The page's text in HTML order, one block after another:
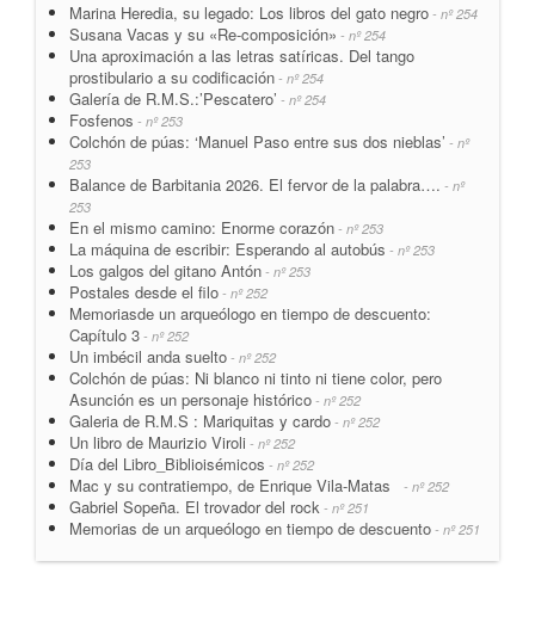
Marina Heredia, su legado: Los libros del gato negro - nº 254
Susana Vacas y su «Re-composición» - nº 254
Una aproximación a las letras satíricas. Del tango
prostibulario a su codificación - nº 254
Galería de R.M.S.:’Pescatero’ - nº 254
Fosfenos - nº 253
Colchón de púas: ‘Manuel Paso entre sus dos nieblas’ - nº
253
Balance de Barbitania 2026. El fervor de la palabra…. - nº
253
En el mismo camino: Enorme corazón - nº 253
La máquina de escribir: Esperando al autobús - nº 253
Los galgos del gitano Antón - nº 253
Postales desde el filo - nº 252
Memoriasde un arqueólogo en tiempo de descuento:
Capítulo 3 - nº 252
Un imbécil anda suelto - nº 252
Colchón de púas: Ni blanco ni tinto ni tiene color, pero
Asunción es un personaje histórico - nº 252
Galeria de R.M.S : Mariquitas y cardo - nº 252
Un libro de Maurizio Viroli - nº 252
Día del Libro_Biblioisémicos - nº 252
Mac y su contratiempo, de Enrique Vila-Matas - nº 252
Gabriel Sopeña. El trovador del rock - nº 251
Memorias de un arqueólogo en tiempo de descuento - nº 251